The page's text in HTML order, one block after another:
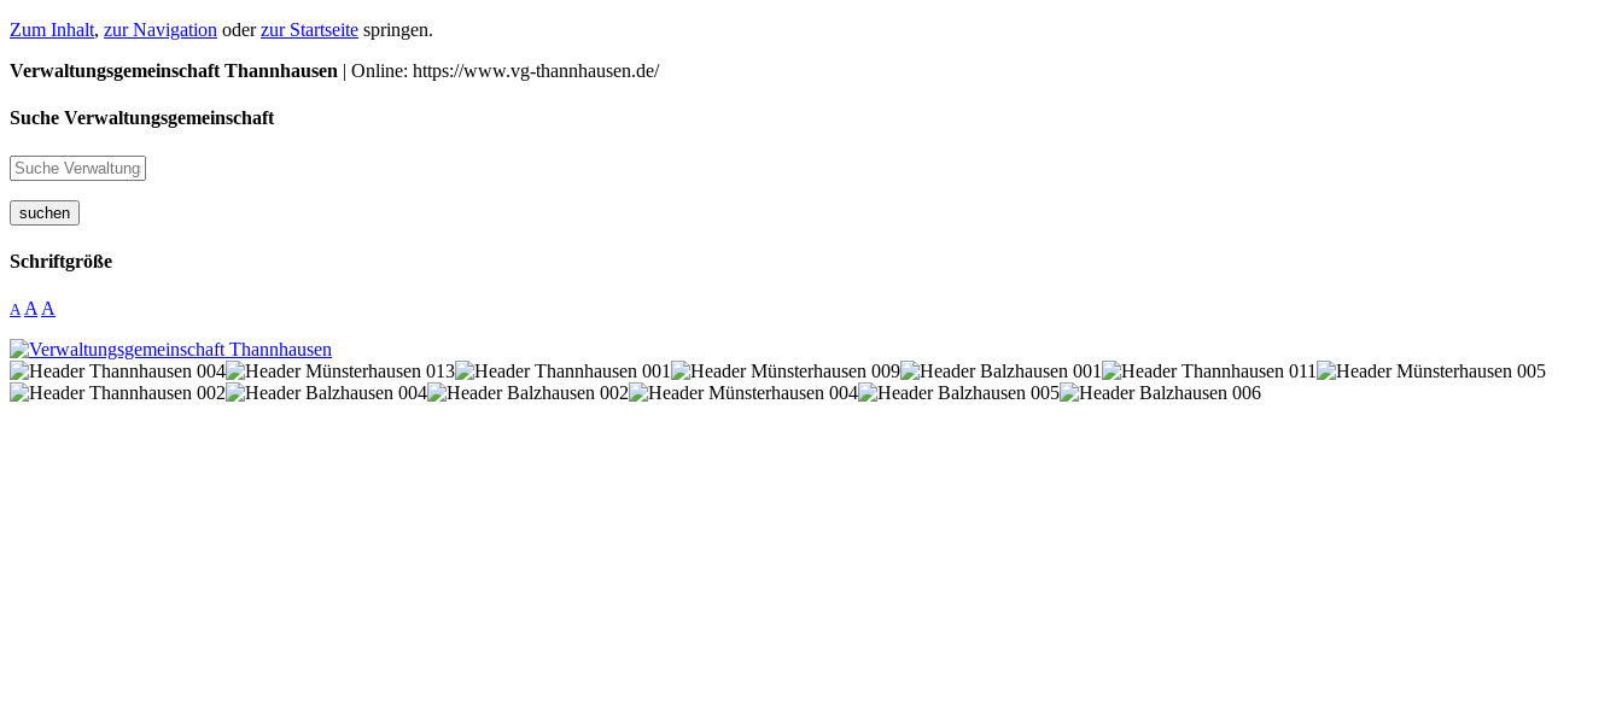
Zum Inhalt, zur Navigation oderzur Startseite springen.
Verwaltungsgemeinschaft Thannhausen | Online: https://www.vg-thannhausen.de/
Suche Verwaltungsgemeinschaft
suchen
Schriftgröße
A A A